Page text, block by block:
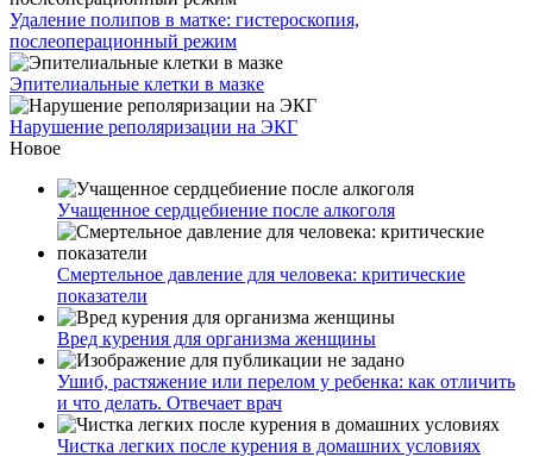
Удаление полипов в матке: гистероскопия,
послеоперационный режим
Эпителиальные клетки в мазке
Нарушение реполяризации на ЭКГ
Новое
Учащенное сердцебиение после алкоголя
Смертельное давление для человека: критические
показатели
Вред курения для организма женщины
Ушиб, растяжение или перелом у ребенка: как отличить
и что делать. Отвечает врач
Чистка легких после курения в домашних условиях